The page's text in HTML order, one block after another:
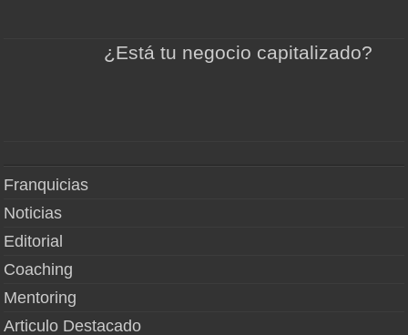
¿Está tu negocio capitalizado?
Franquicias
Noticias
Editorial
Coaching
Mentoring
Articulo Destacado